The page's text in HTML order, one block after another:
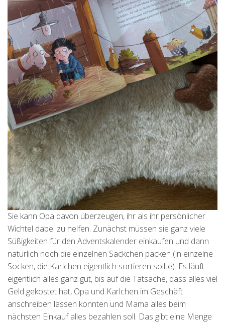
Sie kann Opa davon überzeugen, ihr als ihr persönlicher
Wichtel dabei zu helfen. Zunächst müssen sie ganz viele
Süßigkeiten für den Adventskalender einkaufen und dann
natürlich noch die einzelnen Säckchen packen (in einzelne
Socken, die Karlchen eigentlich sortieren sollte). Es läuft
eigentlich alles ganz gut, bis auf die Tatsache, dass alles viel
Geld gekostet hat, Opa und Karlchen im Geschäft
anschreiben lassen konnten und Mama alles beim
nächsten Einkauf alles bezahlen soll. Das gibt eine Menge